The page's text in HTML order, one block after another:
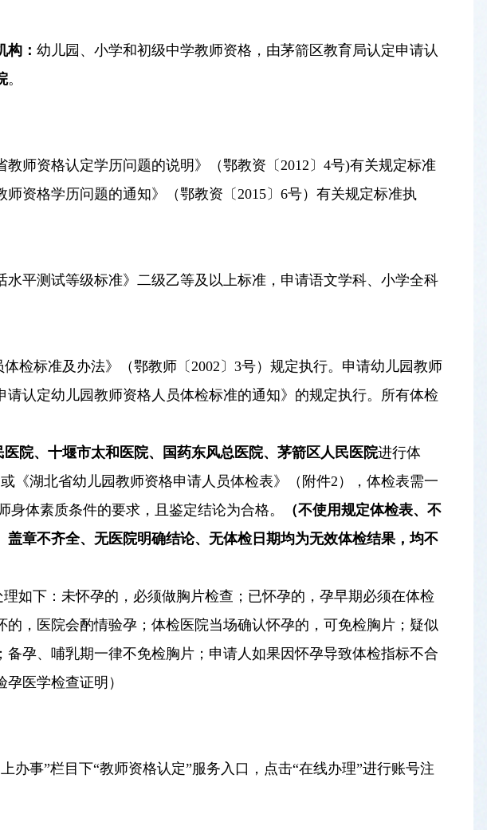
构：幼儿园、小学和初级中学教师资格，由茅箭区教育局认定申请认
。
师资格认定学历问题的说明》（鄂教资〔2012〕4号)有关规定标准
资格学历问题的通知》（鄂教资〔2015〕6号）有关规定标准执
平测试等级标准》二级乙等及以上标准，申请语文学科、小学全科
检标准及办法》（鄂教师〔2002〕3号）规定执行。申请幼儿园教师
认定幼儿园教师资格人员体检标准的通知》的规定执行。所有体检
医院、十堰市太和医院、国药东风总医院、茅箭区人民医院进行体
《湖北省幼儿园教师资格申请人员体检表》（附件2），体检表需一
体素质条件的要求，且鉴定结论为合格。
（不使用规定体检表、不
章不齐全、无医院明确结论、无体检日期均为无效体检结果，均不
如下：未怀孕的，必须做胸片检查；已怀孕的，孕早期必须在体检
，医院会酌情验孕；体检医院当场确认怀孕的，可免检胸片；疑似
孕、哺乳期一律不免检胸片；申请人如果因怀孕导致体检指标不合
医学检查证明）
办事”栏目下“教师资格认定”服务入口，点击“在线办理”进行账号注